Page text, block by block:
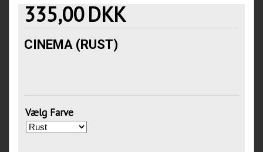
335,00DKK
CINEMA (RUST)
Vælg Farve